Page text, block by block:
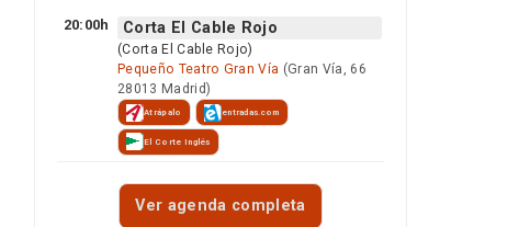
20:00h Corta El Cable Rojo
(Corta El Cable Rojo)
Pequeño Teatro Gran Vía (Gran Vía, 66
28013 Madrid)
Atrápalo entradas.com
El Corte Inglés
Ver agenda completa